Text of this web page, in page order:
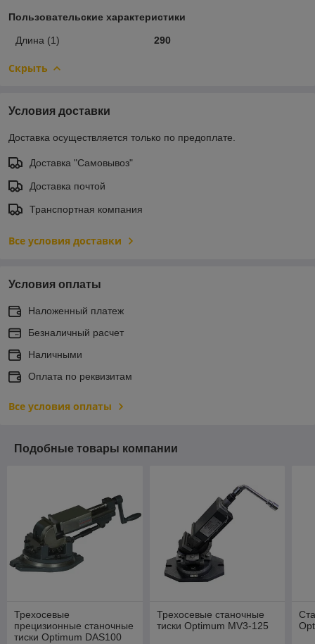
Пользовательские характеристики
Длина (1) 290
Скрыть
Условия доставки
Доставка осуществляется только по предоплате.
Доставка "Самовывоз"
Доставка почтой
Транспортная компания
Все условия доставки
Условия оплаты
Наложенный платеж
Безналичный расчет
Наличными
Оплата по реквизитам
Все условия оплаты
Подобные товары компании
Трехосевые
прецизионные станочные
тиски Optimum DAS100
Трехосевые станочные
тиски Optimum MV3-125